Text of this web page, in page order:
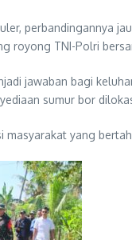
perbandingannya
royong TNI-Polri
jawaban bagi
sumur bor
masyarakat yang